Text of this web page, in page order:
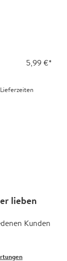
5,99 €*
lieben
Kunden